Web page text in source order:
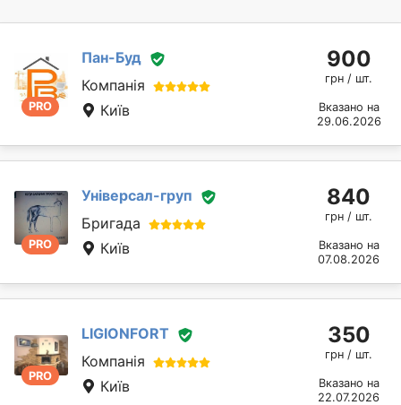
PRO
Пан-Буд
Компанія
Київ
900
грн / шт.
Вказано на
29.06.2026
PRO
Універсал-груп
Бригада
Київ
840
грн / шт.
Вказано на
07.08.2026
PRO
LIGIONFORT
Компанія
Київ
350
грн / шт.
Вказано на
22.07.2026